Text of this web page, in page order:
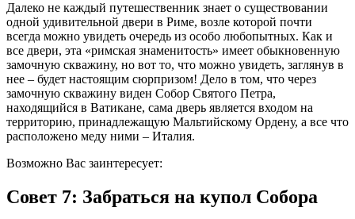
Далеко не каждый путешественник знает о существовании
одной удивительной двери в Риме, возле которой почти
всегда можно увидеть очередь из особо любопытных. Как и
все двери, эта «римская знаменитость» имеет обыкновенную
замочную скважину, но вот то, что можно увидеть, заглянув в
нее – будет настоящим сюрпризом! Дело в том, что через
замочную скважину виден Собор Святого Петра,
находящийся в Ватикане, сама дверь является входом на
территорию, принадлежащую Мальтийскому Ордену, а все что
расположено меду ними – Италия.
Возможно Вас заинтересует:
Совет 7: Забраться на купол Собора